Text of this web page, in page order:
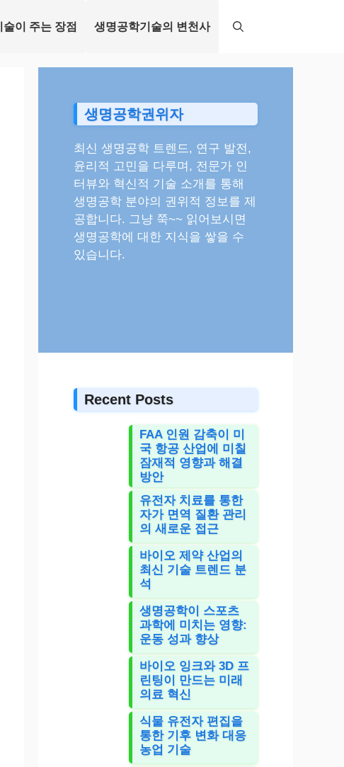
이 주는 장점 생명공학기술의 변천사
생명공학권위자
최신 생명공학 트렌드, 연구 발전,
윤리적 고민을 다루며, 전문가 인
터뷰와 혁신적 기술 소개를 통해
생명공학 분야의 권위적 정보를 제
공합니다. 그냥 쭉~~ 읽어보시면
생명공학에 대한 지식을 쌓을 수
있습니다.
Recent Posts
FAA 인원 감축이 미
국 항공 산업에 미칠
잠재적 영향과 해결
방안
유전자 치료를 통한
자가 면역 질환 관리
의 새로운 접근
바이오 제약 산업의
최신 기술 트렌드 분
석
생명공학이 스포츠
과학에 미치는 영향:
운동 성과 향상
바이오 잉크와 3D 프
린팅이 만드는 미래
의료 혁신
식물 유전자 편집을
통한 기후 변화 대응
농업 기술